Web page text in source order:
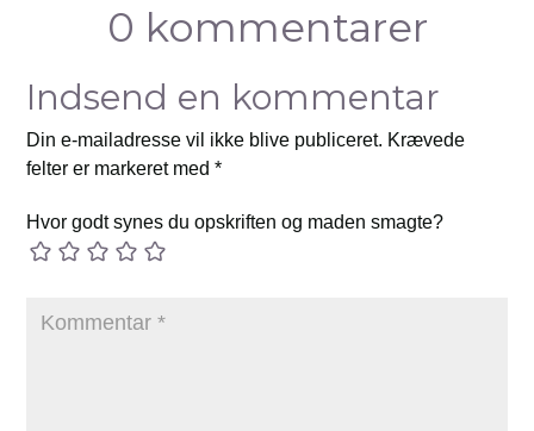
0 kommentarer
Indsend en kommentar
Din e-mailadresse vil ikke blive publiceret. Krævede
felter er markeret med*
Hvor godt synes du opskriften og maden smagte?